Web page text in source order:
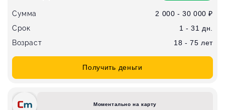
Сумма
2 000 - 30 000 ₽
Срок
1 - 31 дн.
Возраст
18 - 75 лет
Получить деньги
Моментально на карту